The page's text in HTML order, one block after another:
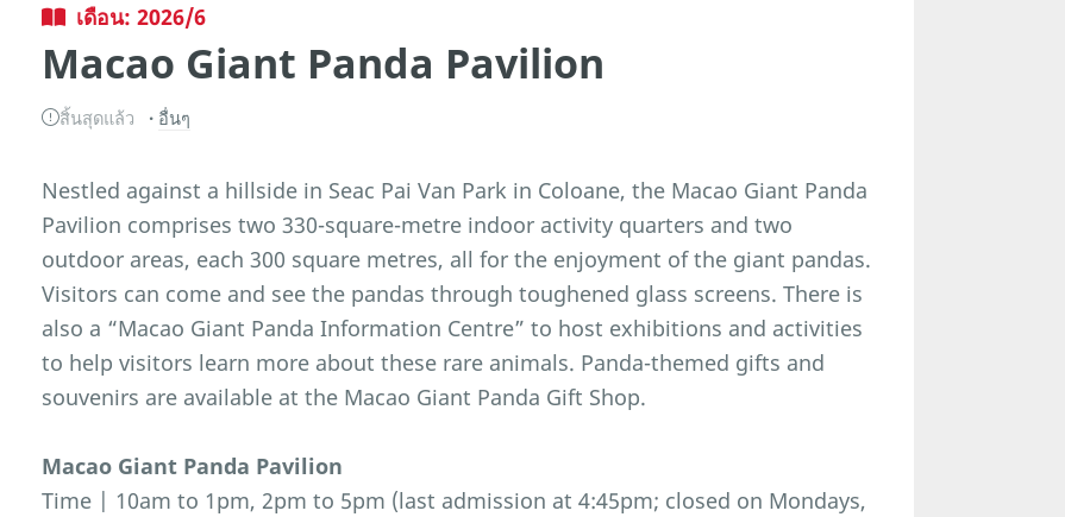
เดือน: 2026/6
Macao Giant Panda Pavilion
สิ้นสุดแล้ว อื่นๆ
Nestled against a hillside in Seac Pai Van Park in Coloane, the Macao Giant Panda
Pavilion comprises two 330-square-metre indoor activity quarters and two
outdoor areas, each 300 square metres, all for the enjoyment of the giant pandas.
Visitors can come and see the pandas through toughened glass screens. There is
also a “Macao Giant Panda Information Centre” to host exhibitions and activities
to help visitors learn more about these rare animals. Panda-themed gifts and
souvenirs are available at the Macao Giant Panda Gift Shop.
Macao Giant Panda Pavilion
Time | 10am to 1pm, 2pm to 5pm (last admission at 4:45pm; closed on Mondays,